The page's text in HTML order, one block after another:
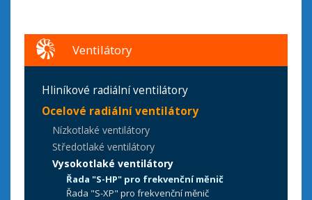
Ventilátory
Hliníkové radiální ventilátory
Ocelové radiální ventilátory
Nízkotlaké ventilátory
Středotlaké ventilátory
Vysokotlaké ventilátory
Řada "S-HP" pro frekvenční měnič
Řada "S-XP" pro frekvenční měnič